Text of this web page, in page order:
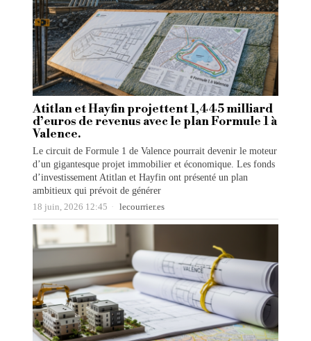
Atitlan et Hayfin projettent 1,445 milliard
d’euros de revenus avec le plan Formule 1 à
Valence.
Le circuit de Formule 1 de Valence pourrait devenir le moteur
d’un gigantesque projet immobilier et économique. Les fonds
d’investissement Atitlan et Hayfin ont présenté un plan
ambitieux qui prévoit de générer
18 juin, 2026 12:45 lecourrier.es